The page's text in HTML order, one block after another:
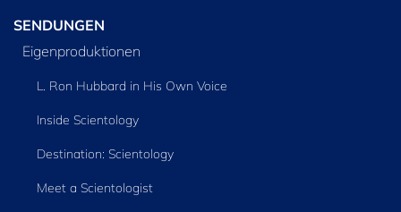
SENDUNGEN
Eigenproduktionen
L. Ron Hubbard in His Own Voice
Inside Scientology
Destination: Scientology
Meet a Scientologist